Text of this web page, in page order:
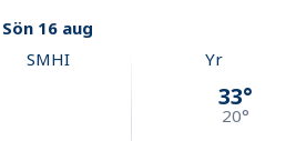
Sön 16 aug
SMHI Yr
33°
20°